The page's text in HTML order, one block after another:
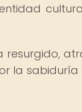
resurgido,
la